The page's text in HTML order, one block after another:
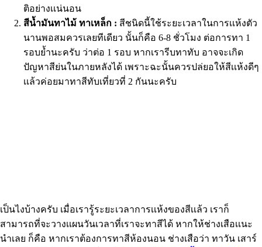
ติอย่างเเน่นอน
สีน้ำมันทาไม้ ทาเหล็ก : สีชนิดนี้ใช้ระยะเวลาในการเเห้งตัว
นานพอสมควรเลยทีเดียว นั้นก็คือ 6-8 ชั่วโมง ต่อการทา 1
รอบย้ำนะครับ ว่าต่อ 1 รอบ หากเรารีบทาทับ อาจจะเกิด
ปัญหาสีย่นในภายหลังได้ เพราะฉะนั้นควรปล่ยอให้สีเเห้งดีๆ
เเล้วค่อยมาทาสีทับเที่ยวที่ 2 กันนะครับ
เป็นไงบ้างครับ เมื่อเรารู้ระยะเวลาการเเห้งของสีเเล้ว เราก็
สามารถที่จะวางเเผนวันเวลาที่เราจะทาสีได้ หากให้ช่างเสือเเนะ
นำเลย ก็คือ หากเราต้องการทาสีห้องนอน ช่างเสือว่า ทาวัน เสาร์